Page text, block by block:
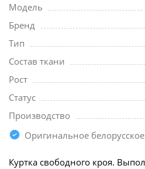
Модель
Бренд
Тип
Состав ткани
Рост
Статус
Производство
Оригинальное белорусское
Куртка свободного кроя.